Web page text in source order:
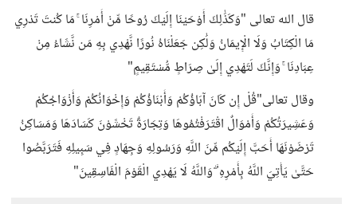
قال الله تعالى "وَكَذَٰلِكَ أَوْحَيْنَا إِلَيْكَ رُوحًا مِّنْ أَمْرِنَا ۚ مَا كُنتَ تَدْرِي
مَا الْكِتَابُ وَلَا الْإِيمَانُ وَلَٰكِن جَعَلْنَاهُ نُورًا نَّهْدِي بِهِ مَن نَّشَاءُ مِنْ
عِبَادِنَا ۚ وَإِنَّكَ لَتَهْدِي إِلَىٰ صِرَاطٍ مُّسْتَقِيمٍ"
وقال تعالى"قُلْ إِن كَانَ آبَاؤُكُمْ وَأَبْنَاؤُكُمْ وَإِخْوَانُكُمْ وَأَزْوَاجُكُمْ
وَعَشِيرَتُكُمْ وَأَمْوَالٌ اقْتَرَفْتُمُوهَا وَتِجَارَةٌ تَخْشَوْنَ كَسَادَهَا وَمَسَاكِنُ
تَرْضَوْنَهَا أَحَبَّ إِلَيْكُم مِّنَ اللَّهِ وَرَسُولِهِ وَجِهَادٍ فِي سَبِيلِهِ فَتَرَبَّصُوا
حَتَّىٰ يَأْتِيَ اللَّهُ بِأَمْرِهِ ۗ وَاللَّهُ لَا يَهْدِي الْقَوْمَ الْفَاسِقِينَ"